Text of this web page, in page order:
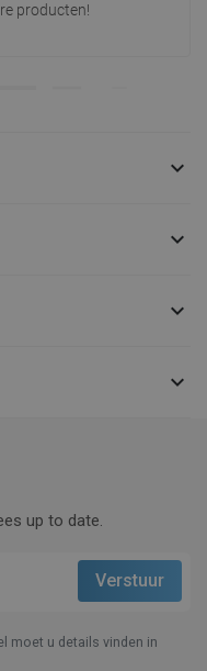
producten!




up to date.
moet u details vinden in